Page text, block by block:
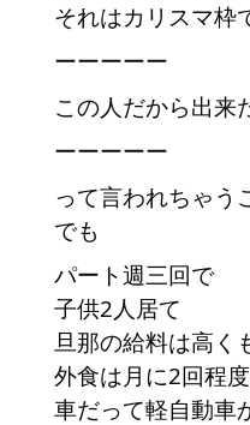
それはカリスマ枠
ーーーーー
この人だから出来
ーーーーー
って言われちゃう
でも
パート週三回で
子供2人居て
旦那の給料は高く
外食は月に2回程
車だって軽自動車